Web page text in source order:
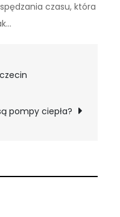
czasu, która
pompy ciepła?